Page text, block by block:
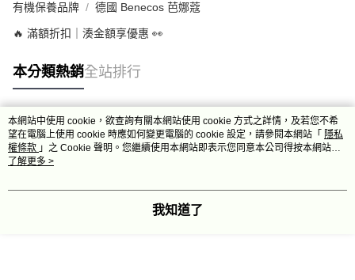
有機保養品牌 德國 Benecos 芭娜蔻
🔥 滿額折扣｜湊金額享優惠 👀
本分類熱銷全站排行
熱門標籤
本網站中使用 cookie，欲查詢有關本網站使用 cookie 方式之詳情，及若您不希
望在電腦上使用 cookie 時應如何變更電腦的 cookie 設定，請參閱本網站「 隱私
權條款 」之 Cookie 聲明。您繼續使用本網站即表示您同意本公司得按本網站使
用條款之 Cookie 聲明使用 cookie。
了解更多 >
我知道了